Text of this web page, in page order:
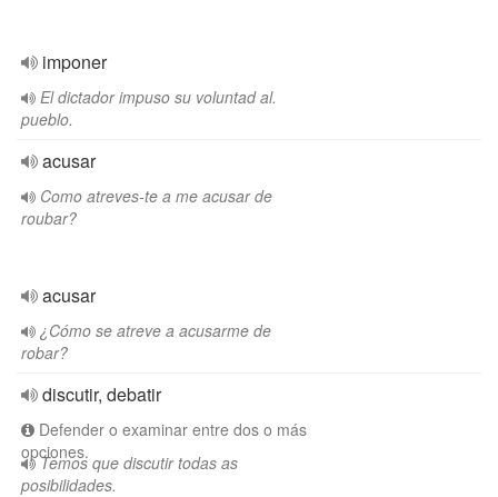
imponer
El dictador impuso su voluntad al.
pueblo.
acusar
Como atreves-te a me acusar de
roubar?
acusar
¿Cómo se atreve a acusarme de
robar?
discutir, debatir
Defender o examinar entre dos o más
opciones.
Temos que discutir todas as
posibilidades.